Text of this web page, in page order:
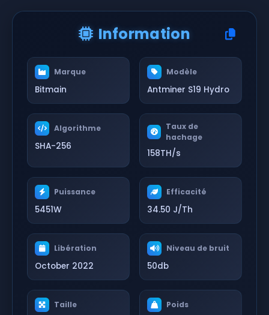
Information
Marque
Bitmain
Modèle
Antminer S19 Hydro
Algorithme
SHA-256
Taux de
hachage
158TH/s
Puissance
5451W
Efficacité
34.50 J/Th
Libération
October 2022
Niveau de bruit
50db
Taille Poids